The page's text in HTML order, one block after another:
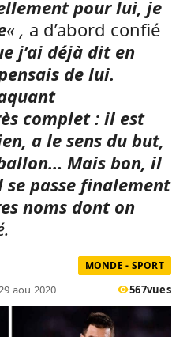
pour lui, je
« , a d’abord confié
j’ai déjà dit en
de lui.
complet : il est
a le sens du but,
Mais bon, il
se passe finalement
noms dont on
MONDE - SPORT
aou 2020 567vues